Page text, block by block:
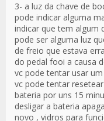
3- a luz da chave de
pode indicar alguma
indicar que tem algum
pode ser alguma luz
de freio que estava
do pedal fooi a causa
vc pode tentar usar
vc pode tentar
bateria por uns 15
desligar a bateria
novo , vidros para